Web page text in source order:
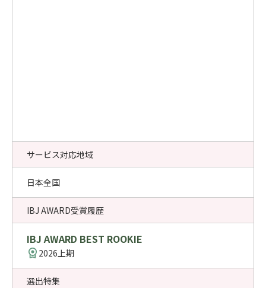
サービス対応地域
日本全国
IBJ AWARD受賞履歴
IBJ AWARD BEST ROOKIE
2026上期
選出特集